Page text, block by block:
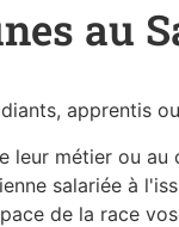
au
apprentis
leur métier ou
salariée à
de la race